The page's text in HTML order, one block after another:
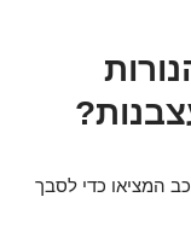
המציאו כדי לסבך